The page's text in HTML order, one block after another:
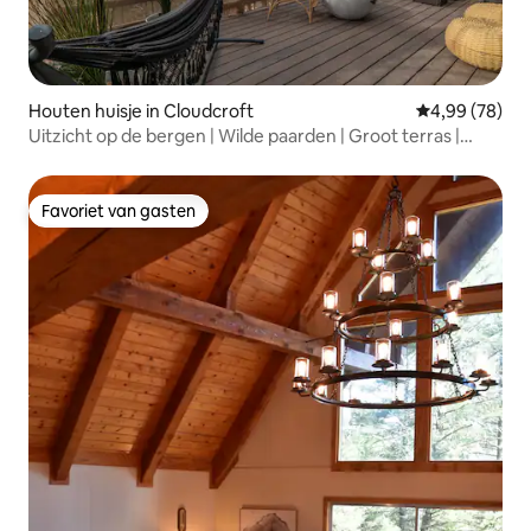
Houten huisje in Cloudcroft Gemiddelde
4,99 (78)
Uitzicht op de bergen | Wilde paarden | Groot terras |
Favoriet van gasten
Favoriet van gasten